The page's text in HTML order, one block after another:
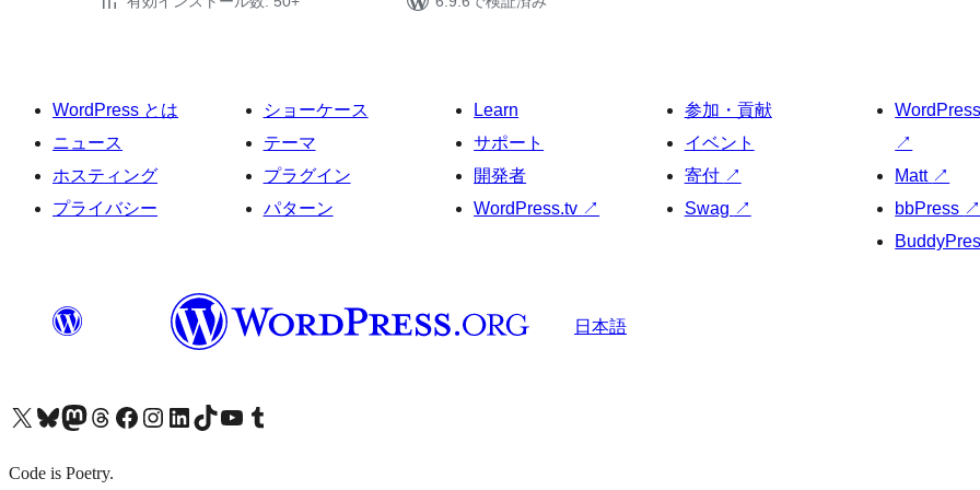
WordPress とは
ニュース
ホスティング
プライバシー
ショーケース
テーマ
プラグイン
パターン
Learn
サポート
開発者
WordPress.tv ↗
参加・貢献
イベント
寄付 ↗
Swag ↗
↗
Matt ↗
bbPress ↗
日本語
X (旧 Twitter) アカウントへBluesky アカウントへMastodon アカウントへThreads アカウントへ Facebook ページへInstagram アカウントへ LinkedIn アカウントへTikTok アカウントへYouTube チャンネルへ Tumblr アカウントへ
Code is Poetry.